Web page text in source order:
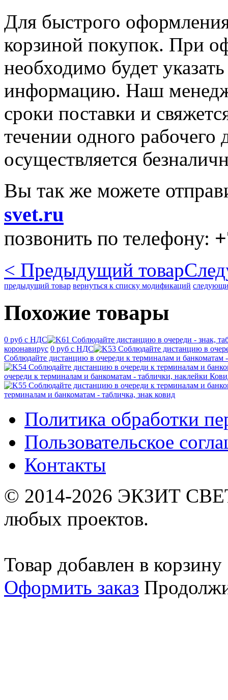
Для быстрого оформления
корзиной покупок. При
необходимо будет
информацию. Наш
сроки поставки и
течении одного рабочего
осуществляется
Вы так же можете
svet.ru
позвонить по телефону:
< Предыдущий товар
предыдущий товар вернуться к списку модификаций
Похожие товары
0 руб с НДС
коронавирус 0 руб с НДС
Соблюдайте дистанцию в очереди к терминалам и банкоматам
очереди к терминалам и банкоматам - таблички, наклейки
терминалам и банкоматам - табличка, знак ковид
Политика обработки
Пользовательское
Контакты
© 2014-2026 ЭКЗИТ
любых проектов.
Товар добавлен в корзину
Оформить заказ